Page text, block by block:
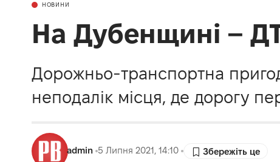
НОВИНИ
На Дубенщині –
Дорожньо-транспортна
неподалік місця, де дорогу
admin 5 Липня 2021, 14:10